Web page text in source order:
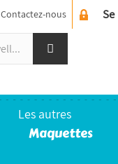
Contactez-nous
Les autres
Maquettes